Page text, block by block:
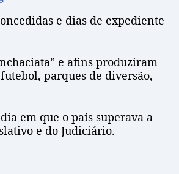
e dias de expediente
e afins produziram
parques de diversão,
em que o país superava a
e do Judiciário.